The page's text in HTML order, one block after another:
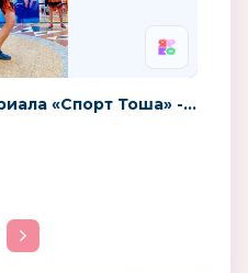
«Спорт Тоша» -...